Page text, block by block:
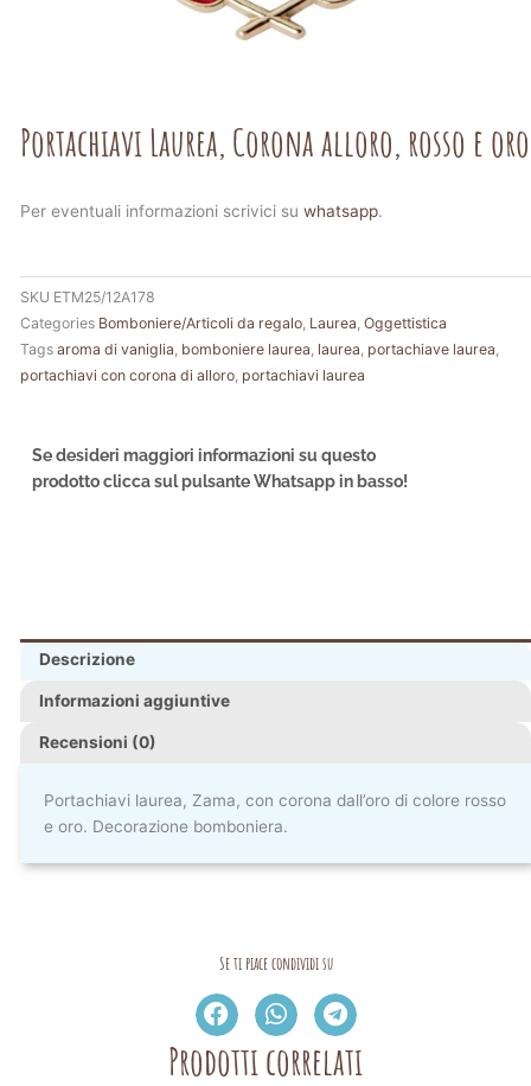
Portachiavi Laurea, Corona alloro, rosso e oro
Per eventuali informazioni scrivici su whatsapp.
SKU ETM25/12A178
Categories Bomboniere/Articoli da regalo Laurea Oggettistica
Tags aroma di vaniglia bomboniere laurea laurea portachiave laurea
portachiavi con corona di alloro portachiavi laurea
Se desideri maggiori informazioni su questo
prodotto clicca sul pulsante Whatsapp in basso!
Descrizione
Informazioni aggiuntive
Recensioni (0)
Portachiavi laurea, Zama, con corona dall’oro di colore rosso
e oro. Decorazione bomboniera.
Se ti piace condividi su
Prodotti correlati